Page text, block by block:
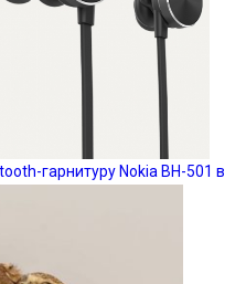
гарнитуру Nokia BH-501 в